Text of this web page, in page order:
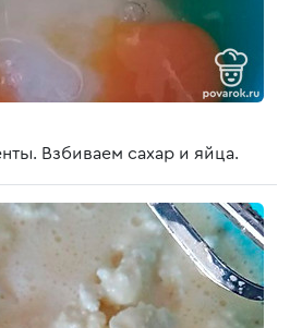
Взбиваем сахар и яйца.